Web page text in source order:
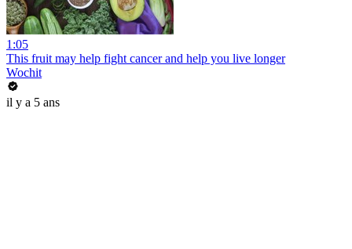
1:05
This fruit may help fight cancer and help you live longer
Wochit
il y a 5 ans